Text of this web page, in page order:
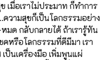
เมื่อเราไม่ประมาท ก็ทำการ
ความสุขก็เป็นโลกธรรมอย่าง
ด กลับกลายได้ ถ้าเรารู้ทัน
คหรือโลกธรรมที่ดีมีมา เรา
เป็นเครื่องมือ เพิ่มพูนแผ่